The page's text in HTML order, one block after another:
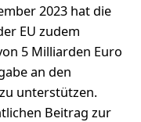
2023 hat die
EU zudem
5 Milliarden Euro
an den
unterstützen.
Beitrag zur